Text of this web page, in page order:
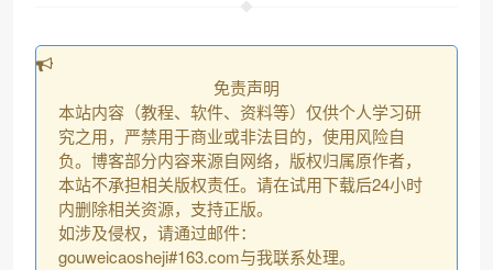
免责声明
本站内容（教程、软件、资料等）仅供个人学习研
究之用，严禁用于商业或非法目的，使用风险自
负。博客部分内容来源自网络，版权归属原作者，
本站不承担相关版权责任。请在试用下载后24小时
内删除相关资源，支持正版。
如涉及侵权，请通过邮件：
gouweicaosheji#163.com与我联系处理。